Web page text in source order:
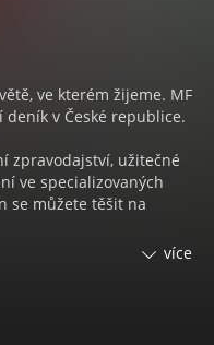
ve kterém žijeme. MF
deník v České republice.
zpravodajství, užitečné
ve specializovaných
se můžete těšit na
více